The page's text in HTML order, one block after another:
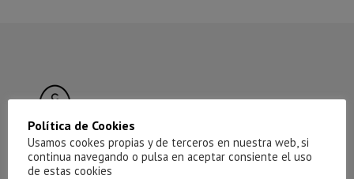
Política de Cookies
Usamos cookes propias y de terceros en nuestra web, si
continua navegando o pulsa en aceptar consiente el uso
de estas cookies